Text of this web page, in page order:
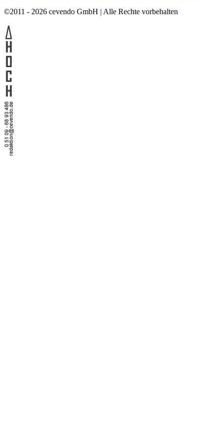
©2011 - 2026 cevendo GmbH | Alle Rechte vorbehalten